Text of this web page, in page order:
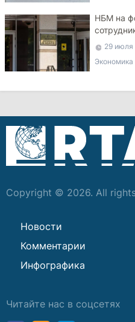
НБМ на
29 июля
Экономика
Copyright © 2026. All
Новости
Комментарии
Инфографика
Читайте нас в соцсетях